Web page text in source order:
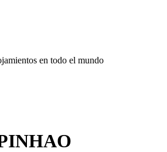
en todo el mundo